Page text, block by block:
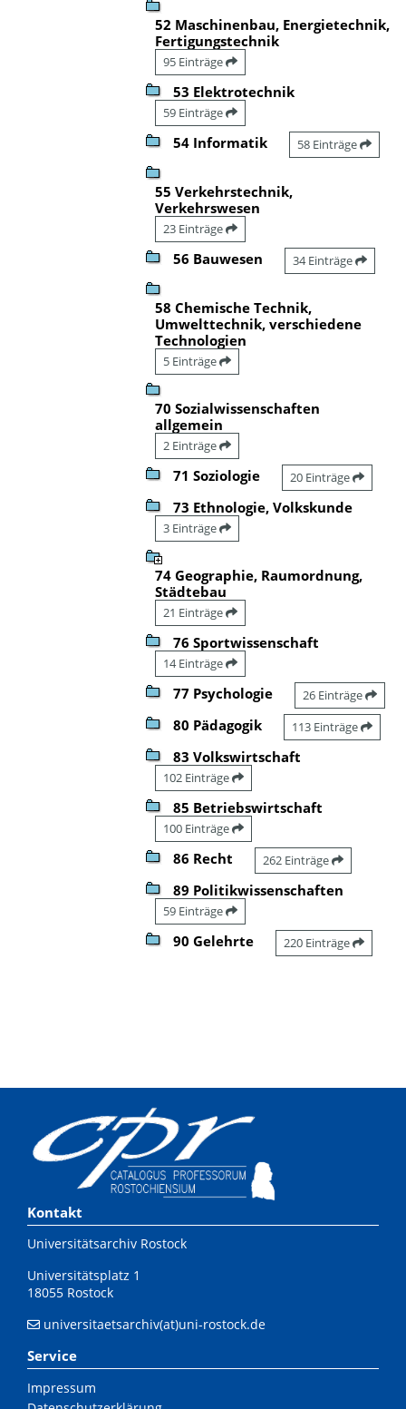
52 Maschinenbau, Energietechnik,
Fertigungstechnik
95 Einträge
53 Elektrotechnik
59 Einträge
54 Informatik 58 Einträge
55 Verkehrstechnik,
Verkehrswesen
23 Einträge
56 Bauwesen 34 Einträge
58 Chemische Technik,
Umwelttechnik, verschiedene
Technologien
5 Einträge
70 Sozialwissenschaften
allgemein
2 Einträge
71 Soziologie 20 Einträge
73 Ethnologie, Volkskunde
3 Einträge
74 Geographie, Raumordnung,
Städtebau
21 Einträge
76 Sportwissenschaft
14 Einträge
77 Psychologie 26 Einträge
80 Pädagogik 113 Einträge
83 Volkswirtschaft
102 Einträge
85 Betriebswirtschaft
100 Einträge
86 Recht 262 Einträge
89 Politikwissenschaften
59 Einträge
90 Gelehrte 220 Einträge
Kontakt
Universitätsarchiv Rostock
Universitätsplatz 1
18055 Rostock
universitaetsarchiv(at)uni-rostock.de
Service
Impressum